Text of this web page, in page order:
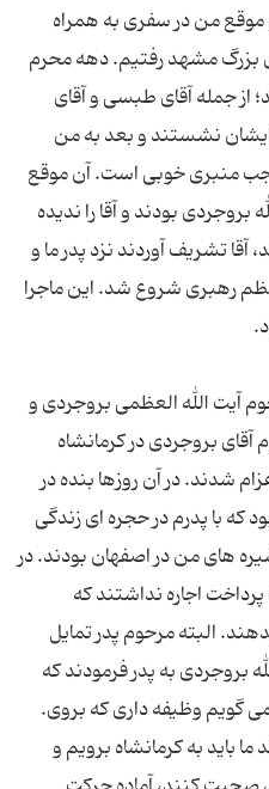
موقع من در سفری به همراه
بزرگ مشهد رفتیم. دهه محرم
از جمله آقای طبسی و آقای
ایشان نشستند و بعد به من
منبری خوبی است. آن موقع
بروجردی بودند و آقا را ندیده
آقا تشریف آوردند نزد پدر ما و
رهبری شروع شد. این ماجرا
آیت الله العظمی بروجردی و
آقای بروجردی در كرمانشاه
شدند. در آن روزها بنده در
قریب به 19 سال بود كه با پدرم در حجره ای زندگی
های من در اصفهان بودند. در
اجاره نداشتند كه
البته مرحوم پدر تمایل
بروجردی به پدر فرمودند كه
گویم وظیفه داری كه بروی.
باید به كرمانشاه برویم و